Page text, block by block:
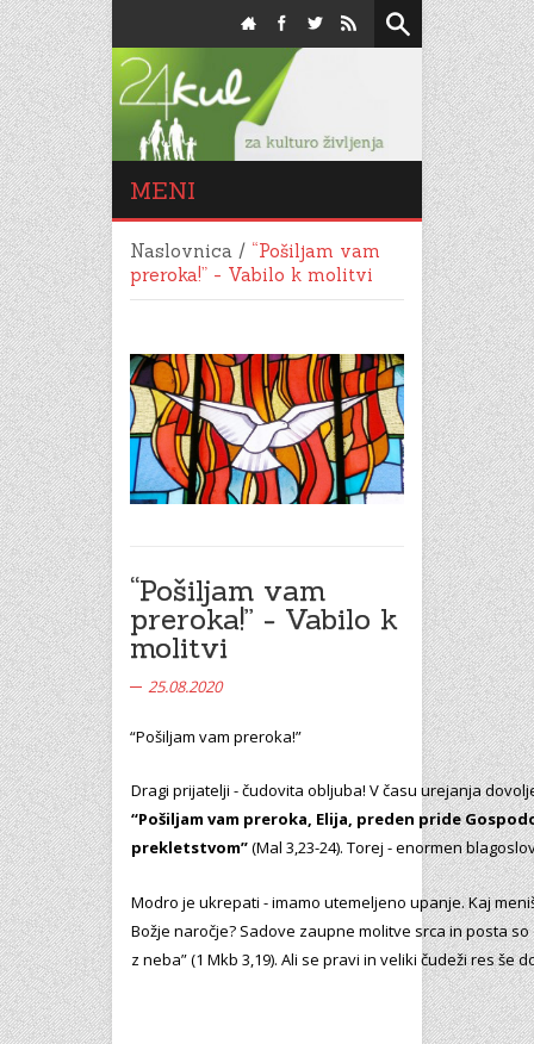
MENI
Naslovnica / “Pošiljam vam
preroka!” - Vabilo k molitvi
“Pošiljam vam
preroka!” - Vabilo k
molitvi
25.08.2020
“Pošiljam vam preroka!”
Dragi prijatelji - čudovita obljuba! V času urejanja
“Pošiljam vam preroka, Elija, preden pride
prekletstvom”(Mal 3,23-24). Torej - enormen
Modro je ukrepati - imamo utemeljeno upanje. Kaj
Božje naročje? Sadove zaupne molitve srca in posta
z neba” (1 Mkb 3,19). Ali se pravi in veliki čudeži res še